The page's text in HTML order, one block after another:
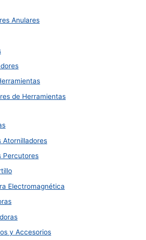
Anulares
de Herramientas
Atornilladores
Percutores
Electromagnética
y Accesorios